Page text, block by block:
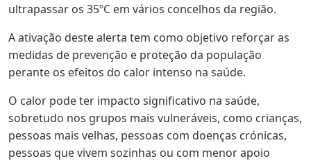
ultrapassar os 35ºC em vários concelhos da região.
A ativação deste alerta tem como objetivo reforçar as
medidas de prevenção e proteção da população
perante os efeitos do calor intenso na saúde.
O calor pode ter impacto significativo na saúde,
sobretudo nos grupos mais vulneráveis, como crianças,
pessoas mais velhas, pessoas com doenças crónicas,
pessoas que vivem sozinhas ou com menor apoio